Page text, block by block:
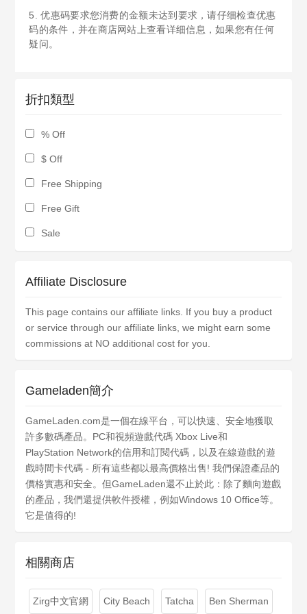
5. 优惠码要求您消费的金额未达到要求，请仔细检查优惠
码的条件，并在商店网站上查看详细信息，如果您有任何
疑问。
折扣類型
% Off
$ Off
Free Shipping
Free Gift
Sale
Affiliate Disclosure
This page contains our affiliate links. If you buy a product
or service through our affiliate links, we might earn some
commissions at NO additional cost for you.
Gameladen簡介
GameLaden.com是一個在線平台，可以快速、安全地獲取
許多數碼產品。PC和視頻遊戲代碼 Xbox Live和
PlayStation Network的信用和訂閱代碼，以及在線遊戲的遊
戲時間卡代碼 - 所有這些都以最高價格出售! 我們保證產品的
價格實惠和安全。但GameLaden還不止於此：除了麵向遊戲
的產品，我們還提供軟件授權，例如Windows 10 Office等。
它是值得的!
相關商店
Zirg中文官網 City Beach Tatcha Ben Sherman